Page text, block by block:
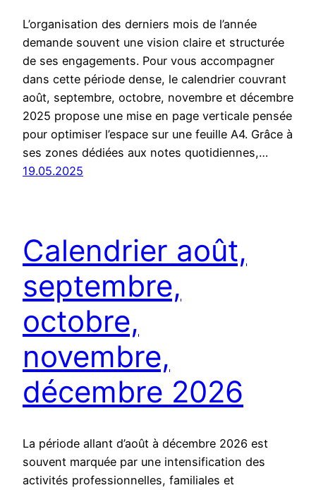
L’organisation des derniers mois de l’année
demande souvent une vision claire et structurée
de ses engagements. Pour vous accompagner
dans cette période dense, le calendrier couvrant
août, septembre, octobre, novembre et décembre
2025 propose une mise en page verticale pensée
pour optimiser l’espace sur une feuille A4. Grâce à
ses zones dédiées aux notes quotidiennes,…
19.05.2025
Calendrier août,
septembre,
octobre,
novembre,
décembre 2026
La période allant d’août à décembre 2026 est
souvent marquée par une intensification des
activités professionnelles, familiales et